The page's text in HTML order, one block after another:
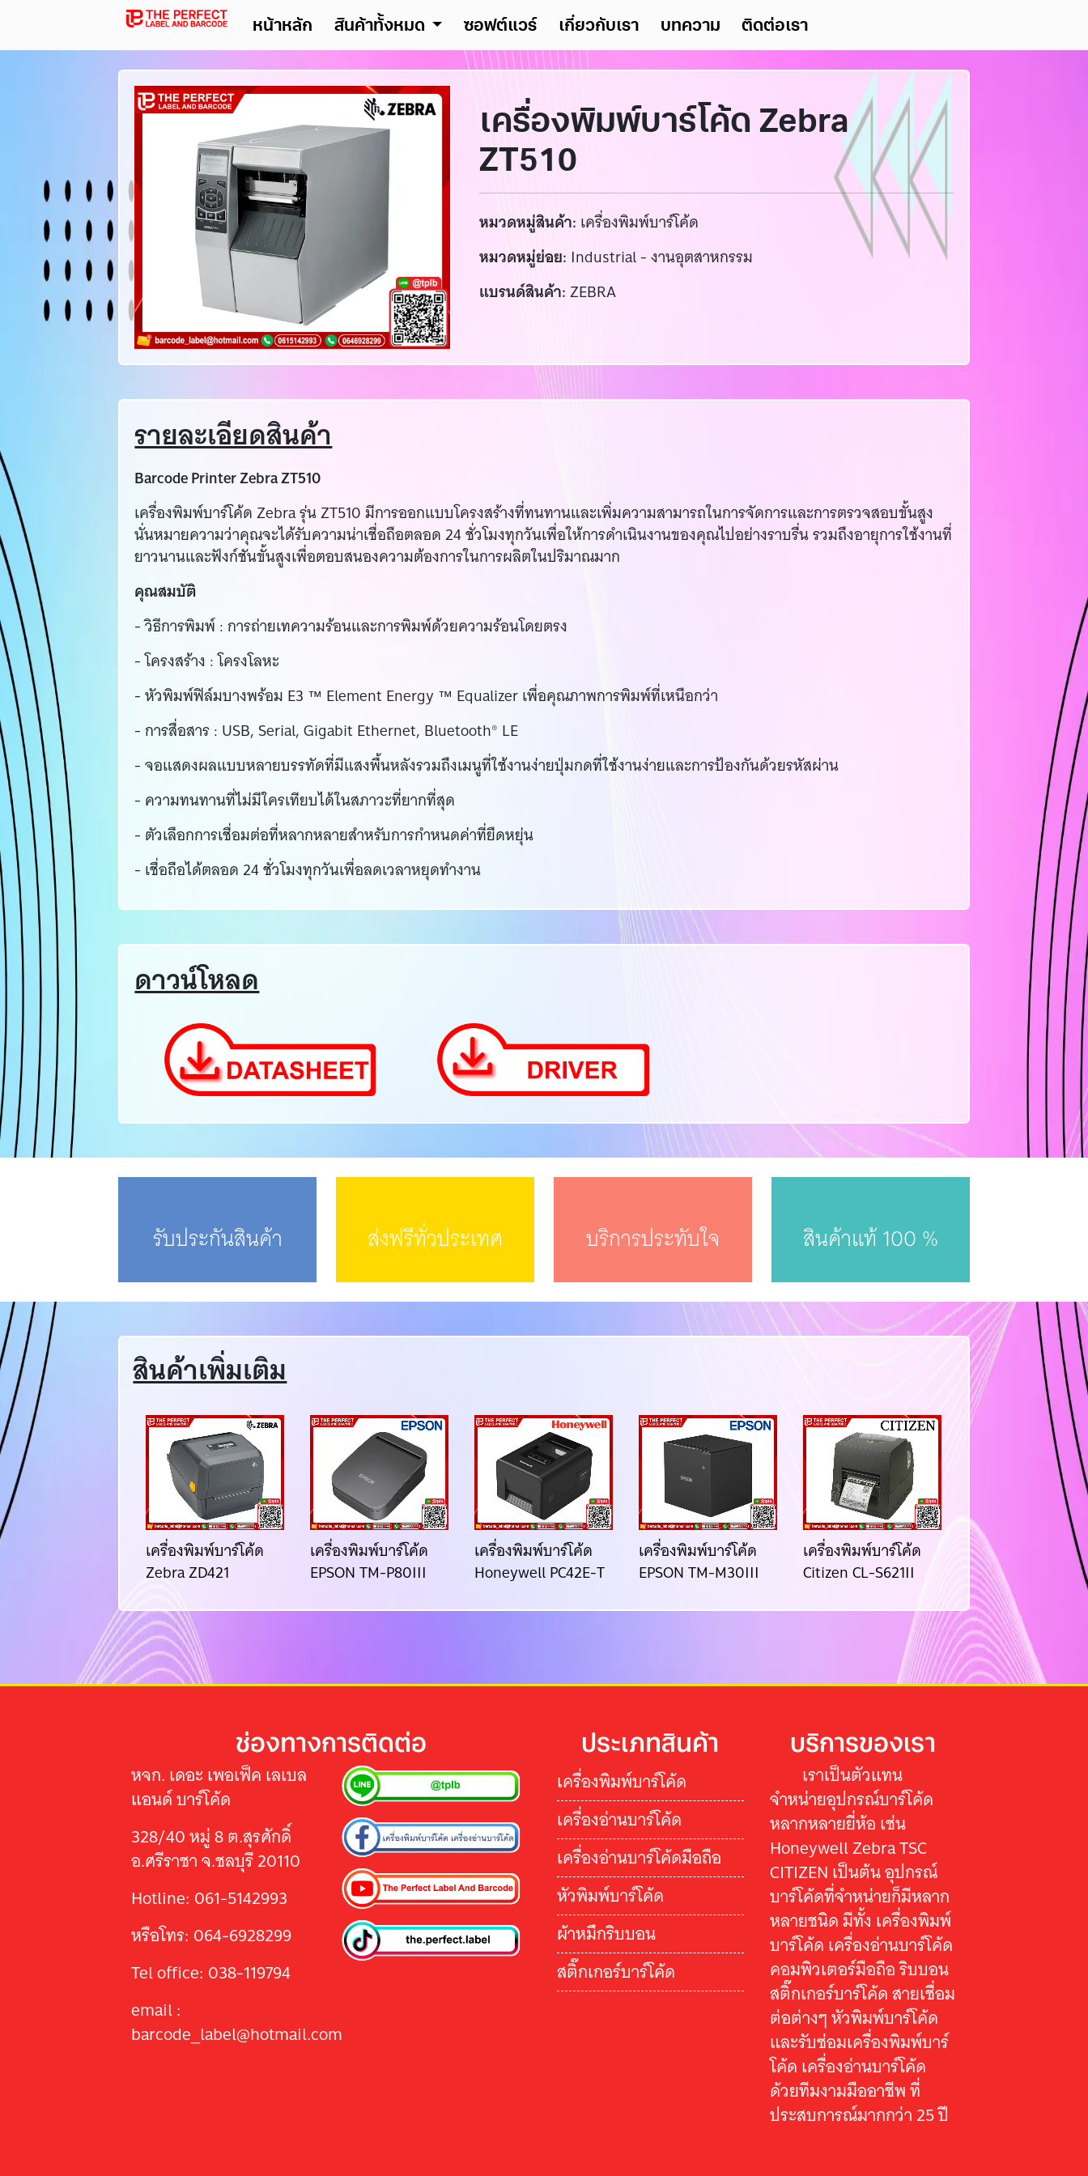
หน้าหลัก สินค้าทั้งหมด ซอฟต์แวร์ เกี่ยวกับเรา บทความ ติดต่อเรา
เครื่องพิมพ์บาร์โค้ด Zebra
ZT510
หมวดหมู่สินค้า: เครื่องพิมพ์บาร์โค้ด
หมวดหมู่ย่อย: Industrial - งานอุตสาหกรรม
แบรนด์สินค้า:ZEBRA
รายละเอียดสินค้า
Barcode Printer Zebra ZT510
เครื่องพิมพ์บาร์โค้ด Zebra รุ่น ZT510 มีการออกแบบโครงสร้างที่ทนทานและเพิ่มความสามารถในการจัดการและการตรวจสอบขั้นสูง
นั่นหมายความว่าคุณจะได้รับความน่าเชื่อถือตลอด 24 ชั่วโมงทุกวันเพื่อให้การดำเนินงานของคุณไปอย่างราบรื่น รวมถึงอายุการใช้งานที่
ยาวนานและฟังก์ชันขั้นสูงเพื่อตอบสนองความต้องการในการผลิตในปริมาณมาก
คุณสมบัติ
- วิธีการพิมพ์ : การถ่ายเทความร้อนและการพิมพ์ด้วยความร้อนโดยตรง
- โครงสร้าง : โครงโลหะ
- หัวพิมพ์ฟิล์มบางพร้อม E3 ™ Element Energy ™ Equalizer เพื่อคุณภาพการพิมพ์ที่เหนือกว่า
- การสื่อสาร : USB, Serial, Gigabit Ethernet, Bluetooth® LE
- จอแสดงผลแบบหลายบรรทัดที่มีแสงพื้นหลังรวมถึงเมนูที่ใช้งานง่ายปุ่มกดที่ใช้งานง่ายและการป้องกันด้วยรหัสผ่าน
- ความทนทานที่ไม่มีใครเทียบได้ในสภาวะที่ยากที่สุด
- ตัวเลือกการเชื่อมต่อที่หลากหลายสำหรับการกำหนดค่าที่ยืดหยุ่น
- เชื่อถือได้ตลอด 24 ชั่วโมงทุกวันเพื่อลดเวลาหยุดทำงาน
ดาวน์โหลด
รับประกันสินค้า ส่งฟรีทั่วประเทศ บริการประทับใจ สินค้าแท้ 100 %
สินค้าเพิ่มเติม
เครื่องพิมพ์บาร์โค้ด
Zebra ZD421
เครื่องพิมพ์บาร์โค้ด
EPSON TM-P80III
เครื่องพิมพ์บาร์โค้ด
Honeywell PC42E-T
เครื่องพิมพ์บาร์โค้ด
EPSON TM-M30III
เครื่องพิมพ์บาร์โค้ด
Citizen CL-S621II
เครื่องพิมพ์บาร์โค้ด
Zebra ZD421
ช่องทางการติดต่อ
หจก. เดอะ เพอเฟ็ค เลเบล
แอนด์ บาร์โค้ด
328/40 หมู่ 8 ต.สุรศักดิ์
อ.ศรีราชา จ.ชลบุรี 20110
Hotline: 061-5142993
หรือโทร: 064-6928299
Tel office: 038-119794
email :
barcode_label@hotmail.com
ประเภทสินค้า
เครื่องพิมพ์บาร์โค้ด
เครื่องอ่านบาร์โค้ด
เครื่องอ่านบาร์โค้ดมือถือ
หัวพิมพ์บาร์โค้ด
ผ้าหมึกริบบอน
สติ๊กเกอร์บาร์โค้ด
บริการของเรา
เราเป็นตัวแทน
จำหน่ายอุปกรณ์บาร์โค้ด
หลากหลายยี่ห้อ เช่น
Honeywell Zebra TSC
CITIZEN เป็นต้น อุปกรณ์
บาร์โค้ดที่จำหน่ายก็มีหลาก
หลายชนิด มีทั้ง เครื่องพิมพ์
บาร์โค้ด เครื่องอ่านบาร์โค้ด
คอมพิวเตอร์มือถือ ริบบอน
สติ๊กเกอร์บาร์โค้ด สายเชื่อม
ต่อต่างๆ หัวพิมพ์บาร์โค้ด
และรับซ่อมเครื่องพิมพ์บาร์
โค้ด เครื่องอ่านบาร์โค้ด
ด้วยทีมงามมืออาชีพ ที่
ประสบการณ์มากกว่า 25 ปี